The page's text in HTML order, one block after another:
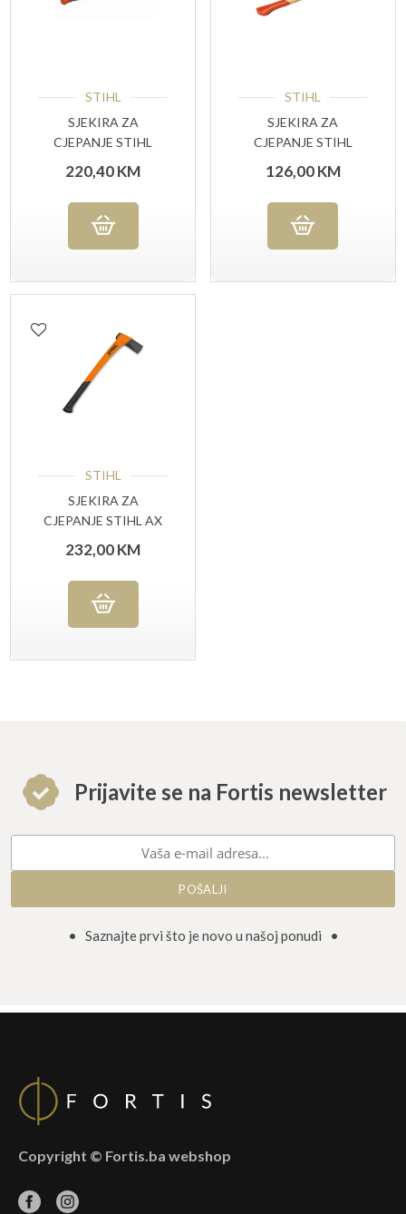
STIHL
SJEKIRA ZA
CJEPANJE STIHL
220,40KM
STIHL
SJEKIRA ZA
CJEPANJE STIHL
126,00KM
STIHL
SJEKIRA ZA
CJEPANJE STIHL AX
232,00KM
Prijavite se na Fortis newsletter
• Saznajte prvi što je novo u našoj ponudi •
Copyright © Fortis.ba webshop